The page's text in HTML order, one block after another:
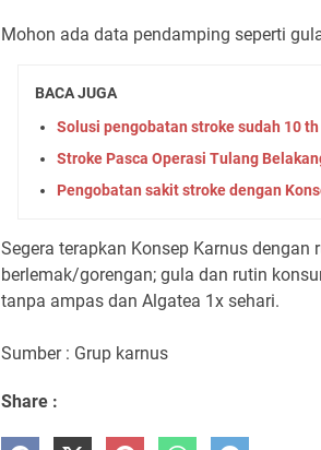
Mohon ada data pendamping seperti
BACA JUGA
Solusi pengobatan stroke sudah 10
Stroke Pasca Operasi Tulang
Pengobatan sakit stroke dengan
Segera terapkan Konsep Karnus
berlemak/gorengan; gula dan rutin
tanpa ampas dan Algatea 1x sehari.
Sumber : Grup karnus
Share :